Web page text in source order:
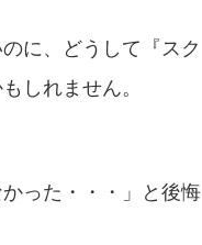
に、どうして『スク
しれません。
った・・・」と後悔